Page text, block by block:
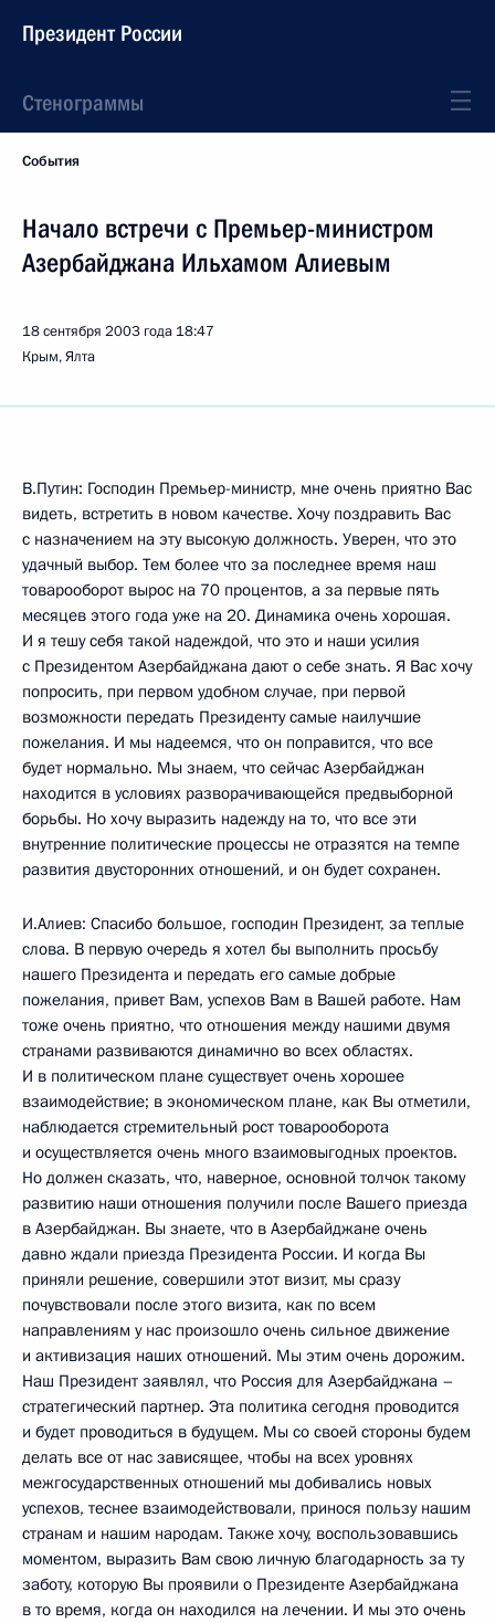
Президент России
Стенограммы
События
Начало встречи с Премьер-министром
Азербайджана Ильхамом Алиевым
18 сентября 2003 года 18:47
Крым, Ялта
В.Путин: Господин Премьер-министр, мне очень приятно Вас
видеть, встретить в новом качестве. Хочу поздравить Вас
с назначением на эту высокую должность. Уверен, что это
удачный выбор. Тем более что за последнее время наш
товарооборот вырос на 70 процентов, а за первые пять
месяцев этого года уже на 20. Динамика очень хорошая.
И я тешу себя такой надеждой, что это и наши усилия
с Президентом Азербайджана дают о себе знать. Я Вас хочу
попросить, при первом удобном случае, при первой
возможности передать Президенту самые наилучшие
пожелания. И мы надеемся, что он поправится, что все
будет нормально. Мы знаем, что сейчас Азербайджан
находится в условиях разворачивающейся предвыборной
борьбы. Но хочу выразить надежду на то, что все эти
внутренние политические процессы не отразятся на темпе
развития двусторонних отношений, и он будет сохранен.
И.Алиев: Спасибо большое, господин Президент, за теплые
слова. В первую очередь я хотел бы выполнить просьбу
нашего Президента и передать его самые добрые
пожелания, привет Вам, успехов Вам в Вашей работе. Нам
тоже очень приятно, что отношения между нашими двумя
странами развиваются динамично во всех областях.
И в политическом плане существует очень хорошее
взаимодействие; в экономическом плане, как Вы отметили,
наблюдается стремительный рост товарооборота
и осуществляется очень много взаимовыгодных проектов.
Но должен сказать, что, наверное, основной толчок такому
развитию наши отношения получили после Вашего приезда
в Азербайджан. Вы знаете, что в Азербайджане очень
давно ждали приезда Президента России. И когда Вы
приняли решение, совершили этот визит, мы сразу
почувствовали после этого визита, как по всем
направлениям у нас произошло очень сильное движение
и активизация наших отношений. Мы этим очень дорожим.
Наш Президент заявлял, что Россия для Азербайджана –
стратегический партнер. Эта политика сегодня проводится
и будет проводиться в будущем. Мы со своей стороны будем
делать все от нас зависящее, чтобы на всех уровнях
межгосударственных отношений мы добивались новых
успехов, теснее взаимодействовали, принося пользу нашим
странам и нашим народам. Также хочу, воспользовавшись
моментом, выразить Вам свою личную благодарность за ту
заботу, которую Вы проявили о Президенте Азербайджана
в то время, когда он находился на лечении. И мы это очень